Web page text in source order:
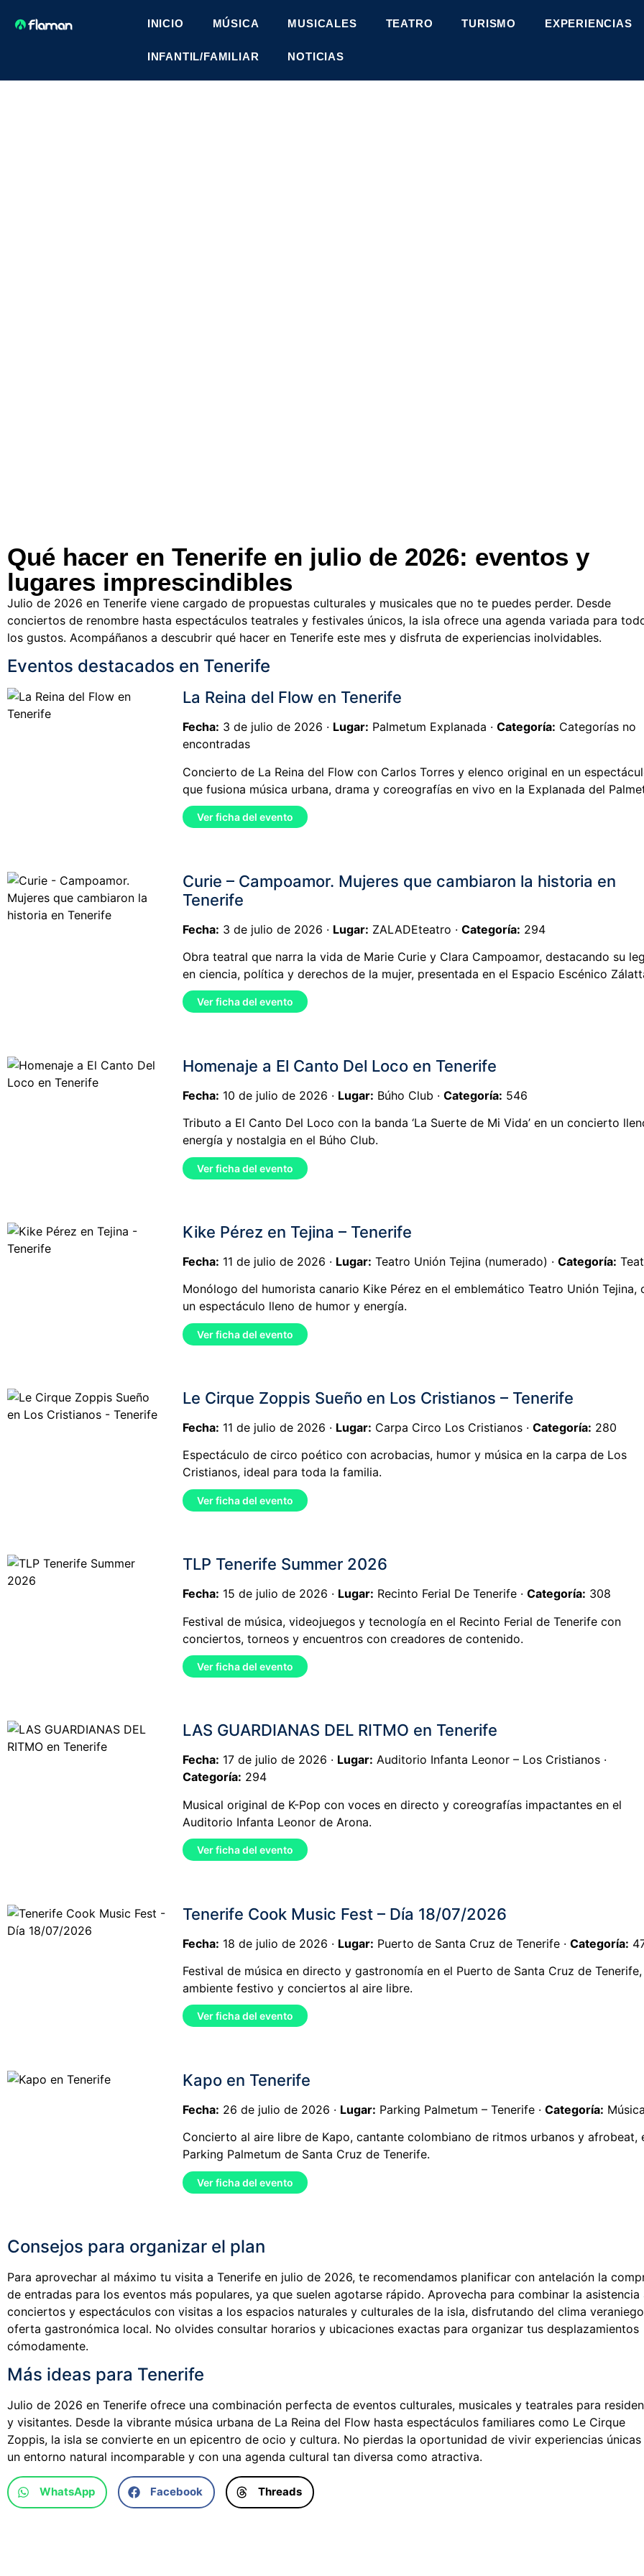
INICIO MÚSICA MUSICALES TEATRO TURISMO EXPERIENCIAS
INFANTIL/FAMILIAR NOTICIAS
Qué hacer en Tenerife en julio de 2026: eventos y
lugares imprescindibles
Julio de 2026 en Tenerife viene cargado de propuestas culturales y musicales que no te puedes perder. Desde
conciertos de renombre hasta espectáculos teatrales y festivales únicos, la isla ofrece una agenda variada para
los gustos. Acompáñanos a descubrir qué hacer en Tenerife este mes y disfruta de experiencias inolvidables.
Eventos destacados en Tenerife
La Reina del Flow en Tenerife
Fecha: 3 de julio de 2026 · Lugar: Palmetum Explanada · Categoría: Categorías no
encontradas
Concierto de La Reina del Flow con Carlos Torres y elenco original en un
que fusiona música urbana, drama y coreografías en vivo en la Explanada del
Ver ficha del evento
Curie – Campoamor. Mujeres que cambiaron la historia en
Tenerife
Fecha: 3 de julio de 2026 · Lugar: ZALADEteatro · Categoría: 294
Obra teatral que narra la vida de Marie Curie y Clara Campoamor, destacando su
en ciencia, política y derechos de la mujer, presentada en el Espacio Escénico
Ver ficha del evento
Homenaje a El Canto Del Loco en Tenerife
Fecha: 10 de julio de 2026 · Lugar: Búho Club · Categoría: 546
Tributo a El Canto Del Loco con la banda ‘La Suerte de Mi Vida’ en un concierto
energía y nostalgia en el Búho Club.
Ver ficha del evento
Kike Pérez en Tejina – Tenerife
Fecha: 11 de julio de 2026 · Lugar: Teatro Unión Tejina (numerado) · Categoría:
Monólogo del humorista canario Kike Pérez en el emblemático Teatro Unión Tejina,
un espectáculo lleno de humor y energía.
Ver ficha del evento
Le Cirque Zoppis Sueño en Los Cristianos – Tenerife
Fecha: 11 de julio de 2026 · Lugar: Carpa Circo Los Cristianos · Categoría: 280
Espectáculo de circo poético con acrobacias, humor y música en la carpa de Los
Cristianos, ideal para toda la familia.
Ver ficha del evento
TLP Tenerife Summer 2026
Fecha: 15 de julio de 2026 · Lugar: Recinto Ferial De Tenerife · Categoría: 308
Festival de música, videojuegos y tecnología en el Recinto Ferial de Tenerife con
conciertos, torneos y encuentros con creadores de contenido.
Ver ficha del evento
LAS GUARDIANAS DEL RITMO en Tenerife
Fecha: 17 de julio de 2026 · Lugar: Auditorio Infanta Leonor – Los Cristianos ·
Categoría: 294
Musical original de K-Pop con voces en directo y coreografías impactantes en el
Auditorio Infanta Leonor de Arona.
Ver ficha del evento
Tenerife Cook Music Fest – Día 18/07/2026
Fecha: 18 de julio de 2026 · Lugar: Puerto de Santa Cruz de Tenerife · Categoría:
Festival de música en directo y gastronomía en el Puerto de Santa Cruz de
ambiente festivo y conciertos al aire libre.
Ver ficha del evento
Kapo en Tenerife
Fecha: 26 de julio de 2026 · Lugar: Parking Palmetum – Tenerife · Categoría:
Concierto al aire libre de Kapo, cantante colombiano de ritmos urbanos y afrobeat,
Parking Palmetum de Santa Cruz de Tenerife.
Ver ficha del evento
Consejos para organizar el plan
Para aprovechar al máximo tu visita a Tenerife en julio de 2026, te recomendamos planificar con antelación la
de entradas para los eventos más populares, ya que suelen agotarse rápido. Aprovecha para combinar la asistencia
conciertos y espectáculos con visitas a los espacios naturales y culturales de la isla, disfrutando del clima
oferta gastronómica local. No olvides consultar horarios y ubicaciones exactas para organizar tus desplazamientos
cómodamente.
Más ideas para Tenerife
Julio de 2026 en Tenerife ofrece una combinación perfecta de eventos culturales, musicales y teatrales para
y visitantes. Desde la vibrante música urbana de La Reina del Flow hasta espectáculos familiares como Le Cirque
Zoppis, la isla se convierte en un epicentro de ocio y cultura. No pierdas la oportunidad de vivir experiencias únicas
un entorno natural incomparable y con una agenda cultural tan diversa como atractiva.
WhatsApp Facebook Threads